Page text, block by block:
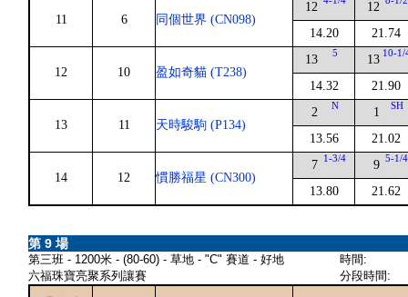
11 6 同個世界 (CN098)
12
14.20
12
21.74
12 10 盈如奇貓 (T238)
13 5
14.32
13 10-1/
21.90
13 11 天時駿駒 (P134)
2 N
13.56
1 SH
21.02
14 12 慣勝福星 (CN300)
7 1-3/4
13.80
9 5-1/4
21.62
第 9 場
第三班 - 1200米 - (80-60) - 草地 - "C" 賽道 - 好地
六福珠寶亮聚系列讓賽
時間:
分段時間: